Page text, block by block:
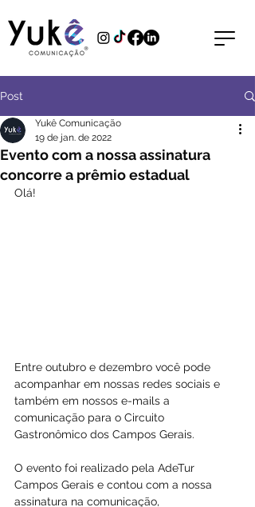
Post
Evento com a nossa assinatura
concorre a prêmio estadual
Yukê Comunicação
19 de jan. de 2022
Olá!
Entre outubro e dezembro você pode
acompanhar em nossas redes sociais e
também em nossos e-mails a
comunicação para o Circuito
Gastronômico dos Campos Gerais.
O evento foi realizado pela AdeTur
Campos Gerais e contou com a nossa
assinatura na comunicação,